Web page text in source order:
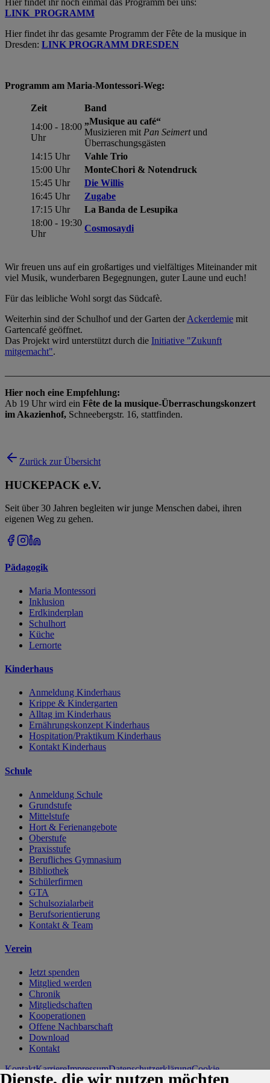
LINK_PROGRAMM
Hier findet ihr das gesamte Programm der Fête de la musique in
Dresden: LINK PROGRAMM DRESDEN
Programm am Maria-Montessori-Weg:
Zeit
Band
14:00 - 18:00
Uhr
„Musique au café“
Musizieren mit Pan Seimertund
Überraschungsgästen
14:15 Uhr
Vahle Trio
15:00 Uhr
MonteChori & Notendruck
15:45 Uhr
Die Willis
16:45 Uhr
Zugabe
17:15 Uhr
La Banda de Lesupika
18:00 - 19:30
Uhr
Cosmosaydi
Wir freuen uns auf ein großartiges und vielfältiges Miteinander mit
viel Musik, wunderbaren Begegnungen, guter Laune und euch!
Für das leibliche Wohl sorgt das Südcafè.
Weiterhin sind der Schulhof und der Garten derAckerdemie mit
Gartencafé geöffnet.
Das Projekt wird unterstützt durch die Initiative "Zukunft
mitgemacht".
Hier noch eine Empfehlung:
Ab 19 Uhr wird ein Fête de la musique-Überraschungskonzert
im Akazienhof, Schneebergstr. 16, stattfinden.
Zurück zur Übersicht
HUCKEPACK e.V.
Seit über 30 Jahren begleiten wir junge Menschen dabei, ihren
eigenen Weg zu gehen.
Pädagogik
Maria Montessori
Inklusion
Erdkinderplan
Schulhort
Küche
Lernorte
Kinderhaus
Anmeldung Kinderhaus
Krippe & Kindergarten
Alltag im Kinderhaus
Ernährungskonzept Kinderhaus
Hospitation/Praktikum Kinderhaus
Kontakt Kinderhaus
Schule
Anmeldung Schule
Grundstufe
Mittelstufe
Hort & Ferienangebote
Oberstufe
Praxisstufe
Berufliches Gymnasium
Bibliothek
Schülerfirmen
GTA
Schulsozialarbeit
Berufsorientierung
Kontakt & Team
Verein
Jetzt spenden
Mitglied werden
Chronik
Mitgliedschaften
Kooperationen
Offene Nachbarschaft
Download
Kontakt
KontaktKarriereImpressumDatenschutzerklärungCookie-
Einstellungen
Dienste, die wir nutzen möchten